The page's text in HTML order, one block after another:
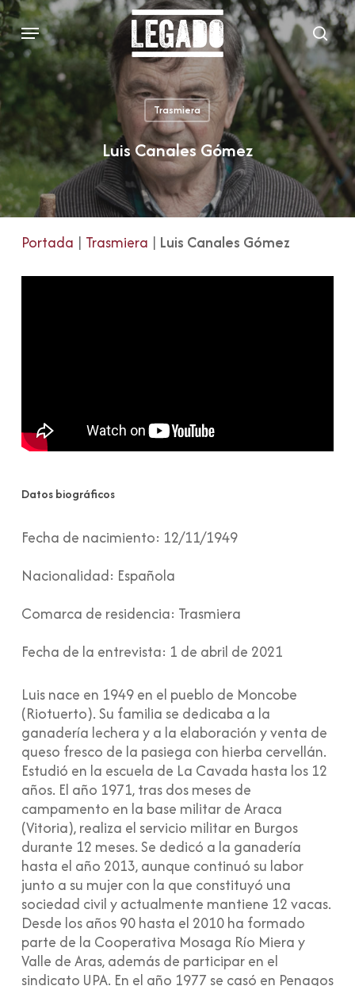
Skip
to
main
content
Menu
Trasmiera
Luis Canales Gómez
Portada | Trasmiera | Luis Canales Gómez
Datos biográficos
Fecha de nacimiento: 12/11/1949
Nacionalidad: Española
Comarca de residencia: Trasmiera
Fecha de la entrevista: 1 de abril de 2021
Luis nace en 1949 en el pueblo de Moncobe
(Riotuerto). Su familia se dedicaba a la
ganadería lechera y a la elaboración y venta de
queso fresco de la pasiega con hierba cervellán.
Estudió en la escuela de La Cavada hasta los 12
años. El año 1971, tras dos meses de
campamento en la base militar de Araca
(Vitoria), realiza el servicio militar en Burgos
durante 12 meses. Se dedicó a la ganadería
hasta el año 2013, aunque continuó su labor
junto a su mujer con la que constituyó una
sociedad civil y actualmente mantiene 12 vacas.
Desde los años 90 hasta el 2010 ha formado
parte de la Cooperativa Mosaga Río Miera y
Valle de Aras, además de participar en el
sindicato UPA. En el año 1977 se casó en Penagos